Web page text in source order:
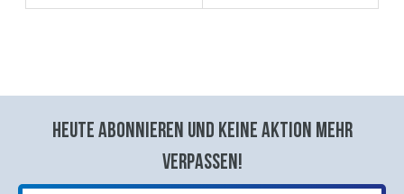
Heute abonnieren und keine aktion mehr
verpassen!